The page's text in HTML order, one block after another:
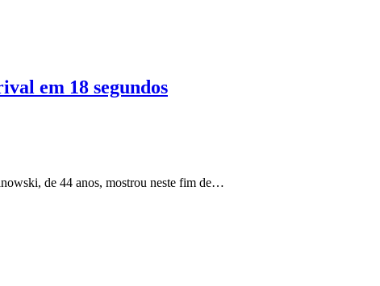
em 18 segundos
de 44 anos, mostrou neste fim de…